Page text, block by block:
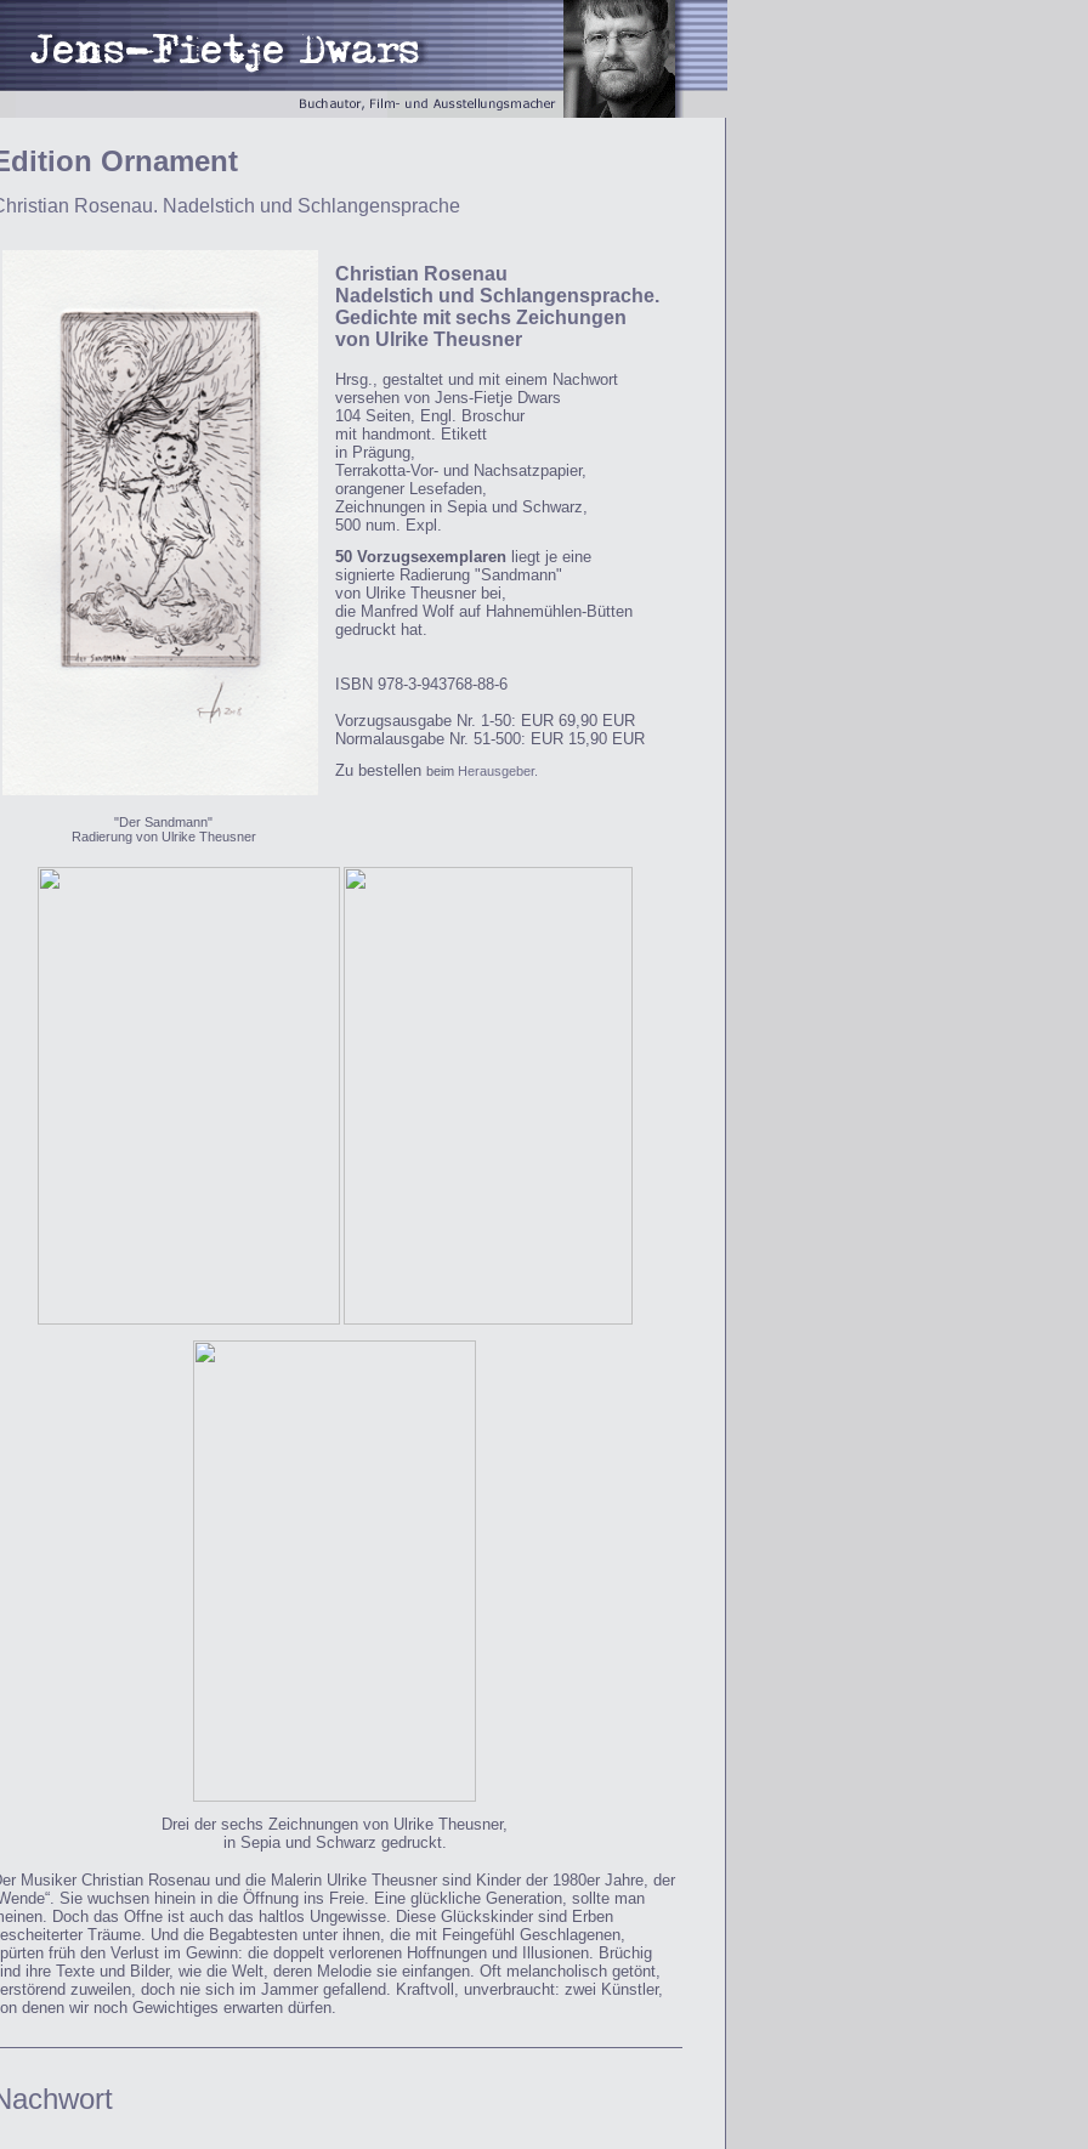
Ornament
Rosenau. Nadelstich und Schlangensprache
"Der Sandmann"
Radierung von Ulrike Theusner
Christian Rosenau
Nadelstich und Schlangensprache.
Gedichte mit sechs Zeichungen
von Ulrike Theusner
Hrsg., gestaltet und mit einem Nachwort
versehen von Jens-Fietje Dwars
104 Seiten, Engl. Broschur
mit handmont. Etikett
in Prägung,
Terrakotta-Vor- und Nachsatzpapier,
orangener Lesefaden,
Zeichnungen in Sepia und Schwarz,
500 num. Expl.
50 Vorzugsexemplaren liegt je eine
signierte Radierung "Sandmann"
von Ulrike Theusner bei,
die Manfred Wolf auf Hahnemühlen-Bütten
gedruckt hat.
ISBN 978-3-943768-88-6
Vorzugsausgabe Nr. 1-50: EUR 69,90 EUR
Normalausgabe Nr. 51-500: EUR 15,90 EUR
Zu bestellen beim Herausgeber.
Drei der sechs Zeichnungen von Ulrike Theusner,
in Sepia und Schwarz gedruckt.
Musiker Christian Rosenau und die Malerin Ulrike Theusner sind Kinder der 1980er Jahre, der
Sie wuchsen hinein in die Öffnung ins Freie. Eine glückliche Generation, sollte man
Doch das Offne ist auch das haltlos Ungewisse. Diese Glückskinder sind Erben
Träume. Und die Begabtesten unter ihnen, die mit Feingefühl Geschlagenen,
früh den Verlust im Gewinn: die doppelt verlorenen Hoffnungen und Illusionen. Brüchig
ihre Texte und Bilder, wie die Welt, deren Melodie sie einfangen. Oft melancholisch getönt,
zuweilen, doch nie sich im Jammer gefallend. Kraftvoll, unverbraucht: zwei Künstler,
denen wir noch Gewichtiges erwarten dürfen.